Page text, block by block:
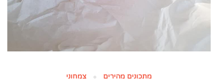
מתכונים מהירים צמחוני